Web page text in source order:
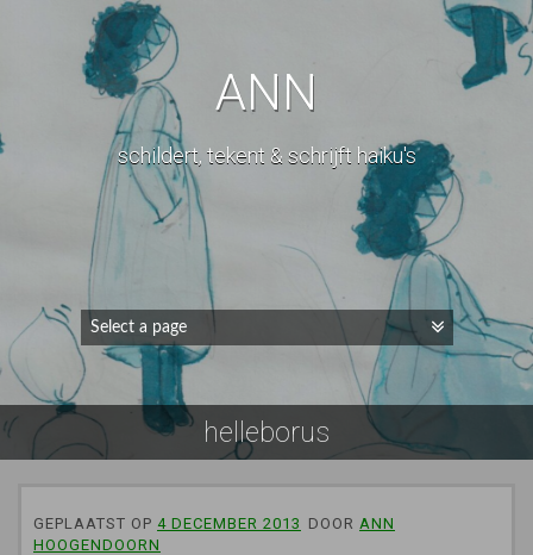
ANN
schildert, tekent & schrijft haiku's
helleborus
GEPLAATST OP 4 DECEMBER 2013 DOOR ANN
HOOGENDOORN